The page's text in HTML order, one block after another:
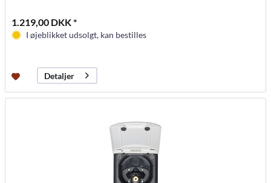
1.219,00 DKK *
I øjeblikket udsolgt, kan bestilles
Detaljer